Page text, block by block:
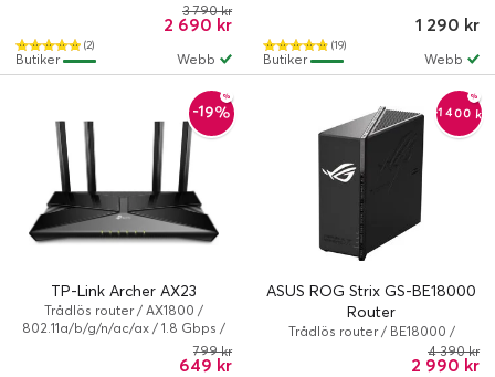
802.11a/b/g/n/ac/ax/be / 9220
(2)
2 690 kr
3 790 kr
Webb
Butiker
(19)
1 290 kr
Webb
Butiker
-19%
TP-Link Archer AX23
Trådlös router / AX1800 /
802.11a/b/g/n/ac/ax / 1.8 Gbps /
649 kr
799 kr
-1 400 kr
ASUS ROG Strix GS-BE18000
Router
Trådlös router / BE18000 /
802.11a/b/g/n/ac/ax/be / Svart
2 990 kr
4 390 kr